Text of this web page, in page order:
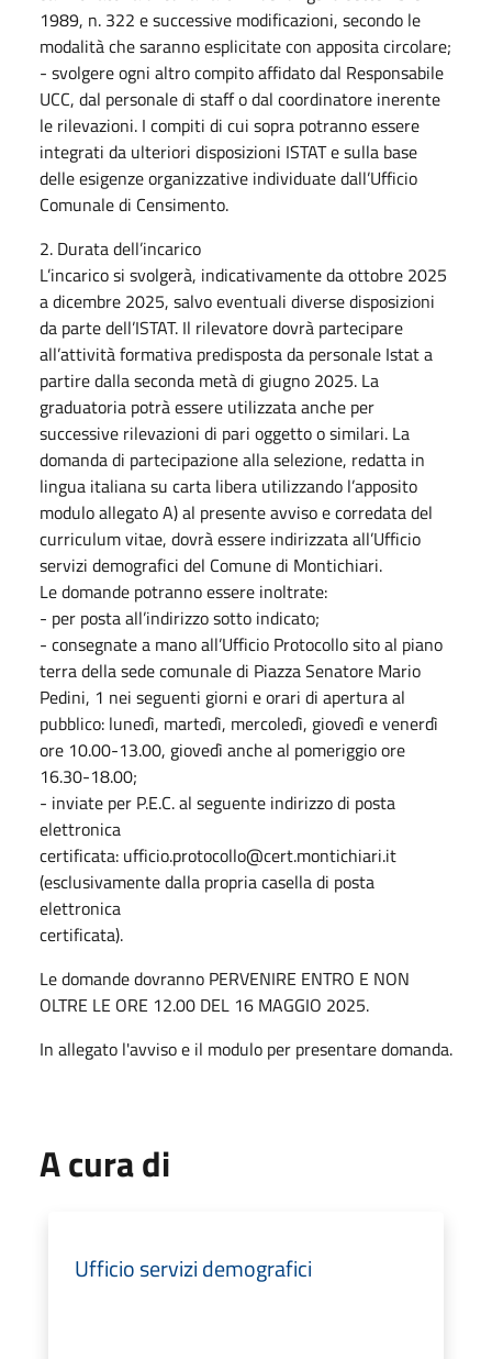
1989, n. 322 e successive modificazioni, secondo le
modalità che saranno esplicitate con apposita circolare;
- svolgere ogni altro compito affidato dal Responsabile
UCC, dal personale di staff o dal coordinatore inerente
le rilevazioni. I compiti di cui sopra potranno essere
integrati da ulteriori disposizioni ISTAT e sulla base
delle esigenze organizzative individuate dall’Ufficio
Comunale di Censimento.
2. Durata dell’incarico
L’incarico si svolgerà, indicativamente da ottobre 2025
a dicembre 2025, salvo eventuali diverse disposizioni
da parte dell’ISTAT. Il rilevatore dovrà partecipare
all’attività formativa predisposta da personale Istat a
partire dalla seconda metà di giugno 2025. La
graduatoria potrà essere utilizzata anche per
successive rilevazioni di pari oggetto o similari. La
domanda di partecipazione alla selezione, redatta in
lingua italiana su carta libera utilizzando l’apposito
modulo allegato A) al presente avviso e corredata del
curriculum vitae, dovrà essere indirizzata all’Ufficio
servizi demografici del Comune di Montichiari.
Le domande potranno essere inoltrate:
- per posta all’indirizzo sotto indicato;
- consegnate a mano all’Ufficio Protocollo sito al piano
terra della sede comunale di Piazza Senatore Mario
Pedini, 1 nei seguenti giorni e orari di apertura al
pubblico: lunedì, martedì, mercoledì, giovedì e venerdì
ore 10.00-13.00, giovedì anche al pomeriggio ore
16.30-18.00;
- inviate per P.E.C. al seguente indirizzo di posta
elettronica
certificata: ufficio.protocollo@cert.montichiari.it
(esclusivamente dalla propria casella di posta
elettronica
certificata).
Le domande dovranno PERVENIRE ENTRO E NON
OLTRE LE ORE 12.00 DEL 16 MAGGIO 2025.
In allegato l'avviso e il modulo per presentare domanda.
A cura di
Ufficio servizi demografici